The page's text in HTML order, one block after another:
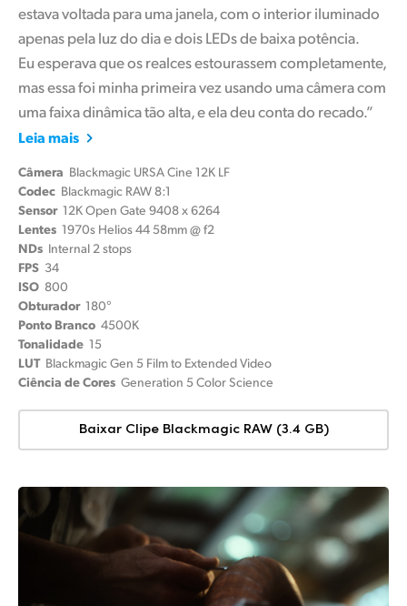
estava voltada para uma janela, com o interior iluminado
apenas pela luz do dia e dois LEDs de baixa potência.
Eu esperava que os realces estourassem completamente,
mas essa foi minha primeira vez usando uma câmera com
uma faixa dinâmica tão alta, e ela deu conta do recado.”
Leia mais
Câmera Blackmagic URSA Cine 12K LF
Codec Blackmagic RAW 8:1
Sensor 12K Open Gate 9408 x 6264
Lentes 1970s Helios 44 58mm @ f2
NDs Internal 2 stops
FPS 34
ISO 800
Obturador 180°
Ponto Branco 4500K
Tonalidade 15
LUT Blackmagic Gen 5 Film to Extended Video
Ciência de Cores Generation 5 Color Science
Baixar Clipe Blackmagic RAW (3.4 GB)